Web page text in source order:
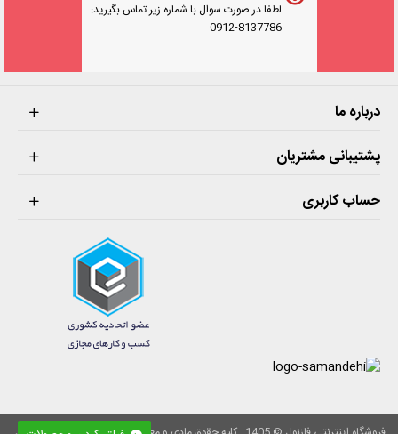
لطفا در صورت سوال با شماره زیر تماس بگیرید:
0912-8137786
درباره ما
پشتیبانی مشتریان
حساب کاربری